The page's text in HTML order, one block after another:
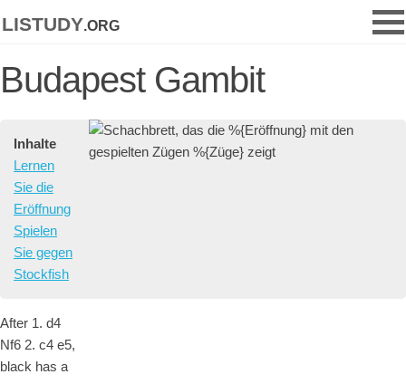
listudy.org
Budapest Gambit
Inhalte
Lernen
Sie die
Eröffnung
Spielen
Sie gegen
Stockfish
After 1. d4
Nf6 2. c4 e5,
black has a